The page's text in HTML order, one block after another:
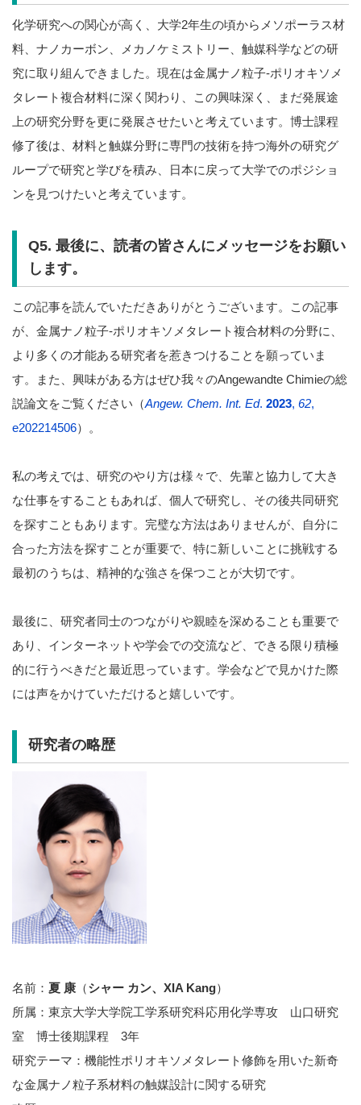
化学研究への関心が高く、大学2年生の頃からメソポーラス材
料、ナノカーボン、メカノケミストリー、触媒科学などの研
究に取り組んできました。現在は金属ナノ粒子-ポリオキソメ
タレート複合材料に深く関わり、この興味深く、まだ発展途
上の研究分野を更に発展させたいと考えています。博士課程
修了後は、材料と触媒分野に専門の技術を持つ海外の研究グ
ループで研究と学びを積み、日本に戻って大学でのポジショ
ンを見つけたいと考えています。
Q5. 最後に、読者の皆さんにメッセージをお願い
します。
この記事を読んでいただきありがとうございます。この記事
が、金属ナノ粒子-ポリオキソメタレート複合材料の分野に、
より多くの才能ある研究者を惹きつけることを願っていま
す。また、興味がある方はぜひ我々のAngewandte Chimieの総
説論文をご覧ください（Angew. Chem. Int. Ed. 2023, 62,
e202214506）。
私の考えでは、研究のやり方は様々で、先輩と協力して大き
な仕事をすることもあれば、個人で研究し、その後共同研究
を探すこともあります。完璧な方法はありませんが、自分に
合った方法を探すことが重要で、特に新しいことに挑戦する
最初のうちは、精神的な強さを保つことが大切です。
最後に、研究者同士のつながりや親睦を深めることも重要で
あり、インターネットや学会での交流など、できる限り積極
的に行うべきだと最近思っています。学会などで見かけた際
には声をかけていただけると嬉しいです。
研究者の略歴
名前： 夏 康 （シャー カン、XIA Kang）
所属：東京大学大学院工学系研究科応用化学専攻 山口研究
室 博士後期課程 3年
研究テーマ：機能性ポリオキソメタレート修飾を用いた新奇
な金属ナノ粒子系材料の触媒設計に関する研究